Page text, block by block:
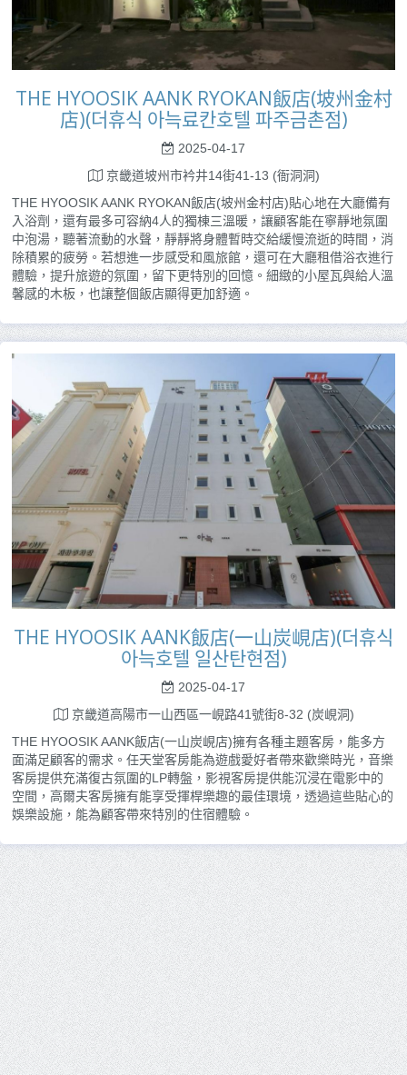
THE HYOOSIK AANK RYOKAN飯店(坡州金村
店)(더휴식 아늑료칸호텔 파주금촌점)
2025-04-17
京畿道坡州市衿井14街41-13 (衙洞洞)
THE HYOOSIK AANK RYOKAN飯店(坡州金村店)貼心地在大廳備有
入浴劑，還有最多可容納4人的獨棟三溫暖，讓顧客能在寧靜地氛圍
中泡湯，聽著流動的水聲，靜靜將身體暫時交給緩慢流逝的時間，消
除積累的疲勞。若想進一步感受和風旅館，還可在大廳租借浴衣進行
體驗，提升旅遊的氛圍，留下更特別的回憶。細緻的小屋瓦與給人溫
馨感的木板，也讓整個飯店顯得更加舒適。
THE HYOOSIK AANK飯店(一山炭峴店)(더휴식
아늑호텔 일산탄현점)
2025-04-17
京畿道高陽市一山西區一峴路41號街8-32 (炭峴洞)
THE HYOOSIK AANK飯店(一山炭峴店)擁有各種主題客房，能多方
面滿足顧客的需求。任天堂客房能為遊戲愛好者帶來歡樂時光，音樂
客房提供充滿復古氛圍的LP轉盤，影視客房提供能沉浸在電影中的
空間，高爾夫客房擁有能享受揮桿樂趣的最佳環境，透過這些貼心的
娛樂設施，能為顧客帶來特別的住宿體驗。